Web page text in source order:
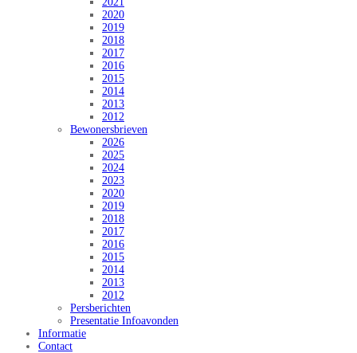
2020
2019
2018
2017
2016
2015
2014
2013
2012
Bewonersbrieven
2026
2025
2024
2023
2020
2019
2018
2017
2016
2015
2014
2013
2012
Persberichten
Presentatie Infoavonden
Informatie
Contact